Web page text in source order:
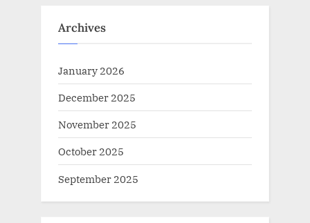
10
IGN”
Archives
January 2026
December 2025
November 2025
October 2025
September 2025